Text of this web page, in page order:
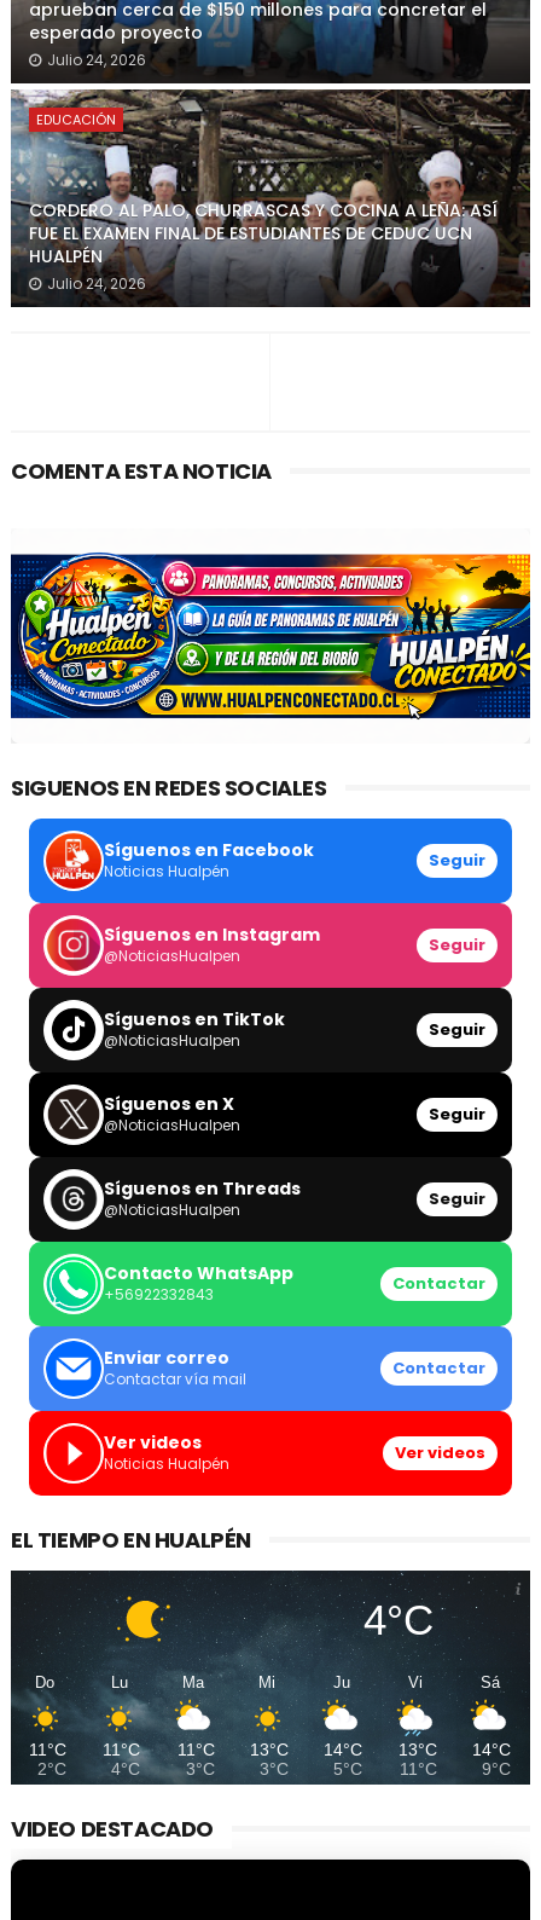
aprueban cerca de $150 millones para concretar el
esperado proyecto
Julio 24, 2026
EDUCACIÓN
CORDERO AL PALO, CHURRASCAS Y COCINA A LEÑA: ASÍ
FUE EL EXAMEN FINAL DE ESTUDIANTES DE CEDUC UCN
HUALPÉN
Julio 24, 2026
COMENTA ESTA NOTICIA
SIGUENOS EN REDES SOCIALES
Síguenos en Facebook
Noticias Hualpén Seguir
Síguenos en Instagram
@NoticiasHualpen Seguir
Síguenos en TikTok
@NoticiasHualpen Seguir
Síguenos en X
@NoticiasHualpen Seguir
Síguenos en Threads
@NoticiasHualpen Seguir
Contacto WhatsApp
+56922332843 Contactar
Enviar correo
Contactar vía mail Contactar
Ver videos
Noticias Hualpén Ver videos
EL TIEMPO EN HUALPÉN
4°C
Do
11°C
2°C
Lu
11°C
4°C
Ma
11°C
3°C
Mi
13°C
3°C
Ju
14°C
5°C
Vi
13°C
11°C
Sá
14°C
9°C
VIDEO DESTACADO